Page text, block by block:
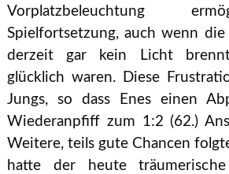
Vorplatzbeleuchtung
Spielfortsetzung, auch wenn die
derzeit gar kein Licht
glücklich waren. Diese
Jungs, so dass Enes einen
Wiederanpfiff zum 1:2 (62.)
Weitere, teils gute Chancen
hatte der heute